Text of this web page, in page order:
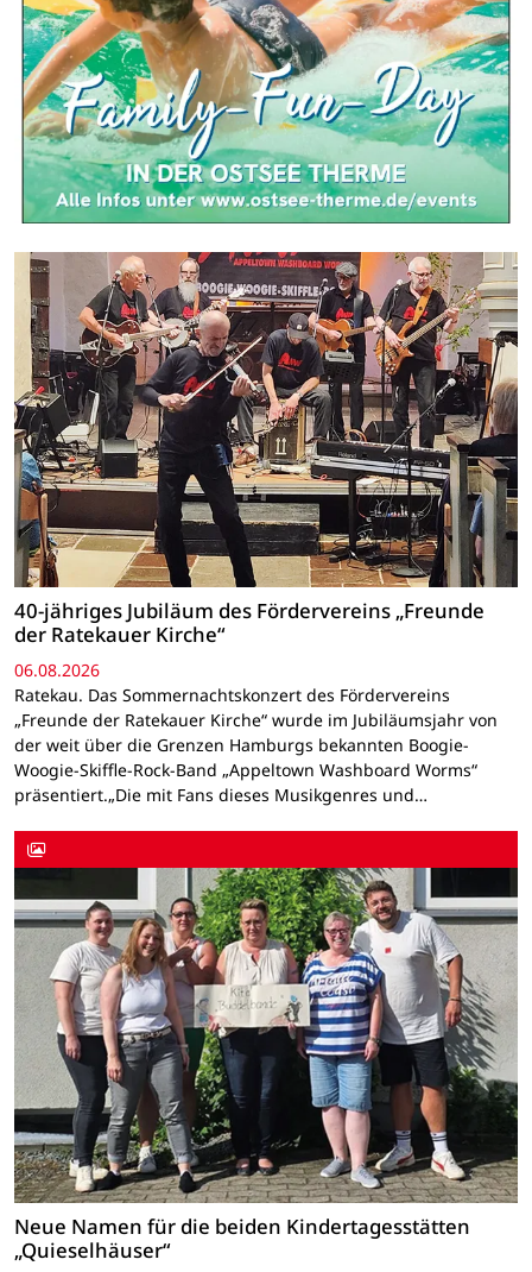
40-jähriges Jubiläum des Fördervereins „Freunde
der Ratekauer Kirche“
06.08.2026
Ratekau. Das Sommernachtskonzert des Fördervereins
„Freunde der Ratekauer Kirche“ wurde im Jubiläumsjahr von
der weit über die Grenzen Hamburgs bekannten Boogie-
Woogie-Skiffle-Rock-Band „Appeltown Washboard Worms“
präsentiert.„Die mit Fans dieses Musikgenres und…
Neue Namen für die beiden Kindertagesstätten
„Quieselhäuser“